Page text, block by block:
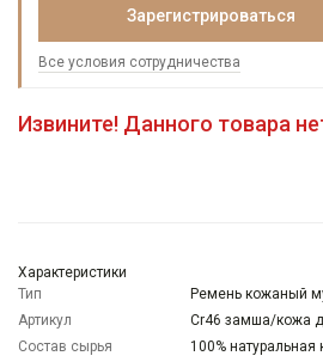
Зарегистрироваться
Все условия сотрудничества
Извините! Данного товара
Характеристики
Тип
Ремень кожаный
Артикул
Cr46 замша/кожа
Состав сырья
100% натуральная